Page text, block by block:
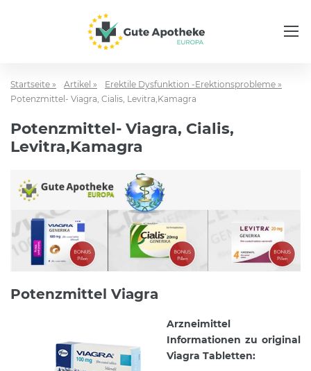
Startseite » Artikel »
Erektile Dysfunktion -Erektionsprobleme »
Potenzmittel- Viagra, Cialis, Levitra,Kamagra
Potenzmittel- Viagra, Cialis,
Levitra,Kamagra
Potenzmittel Viagra
Arzneimittel
Informationen zu original
Viagra Tabletten: